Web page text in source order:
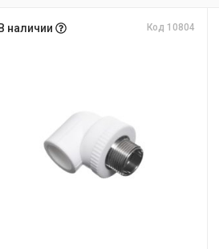
В наличии Код 10804